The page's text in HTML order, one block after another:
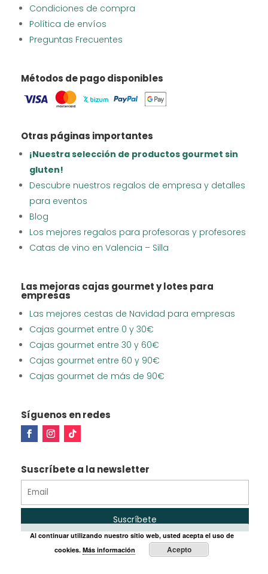
Condiciones de compra
Política de envíos
Preguntas Frecuentes
Métodos de pago disponibles
Otras páginas importantes
¡Nuestra selección de productos gourmet sin
gluten!
Descubre nuestros regalos de empresa y detalles
para eventos
Blog
Los mejores regalos para profesoras y profesores
Catas de vino en Valencia – Silla
Las mejoras cajas gourmet y lotes para
empresas
Las mejores cestas de Navidad para empresas
Cajas gourmet entre 0 y 30€
Cajas gourmet entre 30 y 60€
Cajas gourmet entre 60 y 90€
Cajas gourmet de más de 90€
Síguenos en redes
Suscríbete a la newsletter
Al continuar utilizando nuestro sitio web, usted acepta el uso de
cookies.Más información Acepto